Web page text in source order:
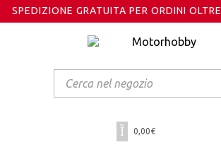
SPEDIZIONE GRATUITA PER ORDINI
search
0,00€